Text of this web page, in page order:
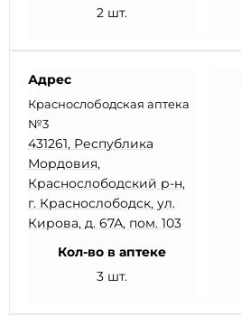
2 шт.
Адрес
Краснослободская аптека
№3
431261, Республика
Мордовия,
Краснослободский р-н,
г. Краснослободск, ул.
Кирова, д. 67А, пом. 103
Кол-во в аптеке
3 шт.